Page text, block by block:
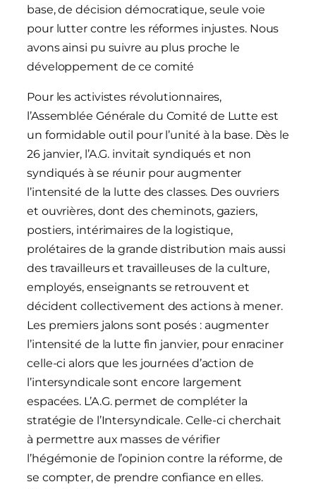
base, de décision démocratique, seule voie
pour lutter contre les réformes injustes. Nous
avons ainsi pu suivre au plus proche le
développement de ce comité
Pour les activistes révolutionnaires,
l’Assemblée Générale du Comité de Lutte est
un formidable outil pour l’unité à la base. Dès le
26 janvier, l’A.G. invitait syndiqués et non
syndiqués à se réunir pour augmenter
l’intensité de la lutte des classes. Des ouvriers
et ouvrières, dont des cheminots, gaziers,
postiers, intérimaires de la logistique,
prolétaires de la grande distribution mais aussi
des travailleurs et travailleuses de la culture,
employés, enseignants se retrouvent et
décident collectivement des actions à mener.
Les premiers jalons sont posés : augmenter
l’intensité de la lutte fin janvier, pour enraciner
celle-ci alors que les journées d’action de
l’intersyndicale sont encore largement
espacées. L’A.G. permet de compléter la
stratégie de l’Intersyndicale. Celle-ci cherchait
à permettre aux masses de vérifier
l’hégémonie de l’opinion contre la réforme, de
se compter, de prendre confiance en elles.